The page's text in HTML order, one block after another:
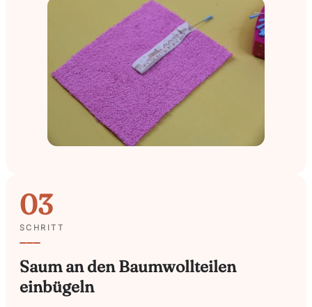
03
SCHRITT
Saum an den Baumwollteilen
einbügeln